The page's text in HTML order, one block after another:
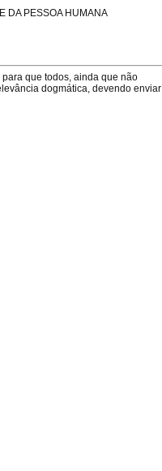
DA PESSOA HUMANA
que todos, ainda que não
dogmática, devendo enviar